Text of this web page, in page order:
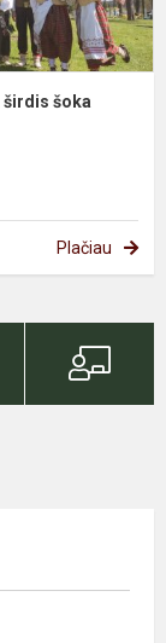
širdis šoka
Plačiau